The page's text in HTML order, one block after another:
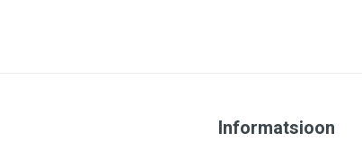
Informatsioon